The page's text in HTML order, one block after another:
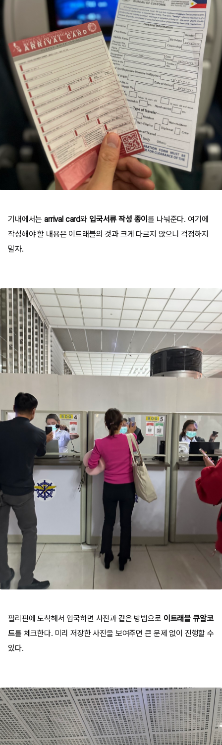
기내에서는arrival card와입국서류 작성 종이를 나눠준다. 여기에
작성해야 할 내용은 이트래블의 것과 크게 다르지 않으니 걱정하지
말자.
필리핀에 도착해서 입국하면 사진과 같은 방법으로 이트래블 큐알코
드를 체크한다. 미리 저장한 사진을 보여주면 큰 문제 없이 진행할 수
있다.